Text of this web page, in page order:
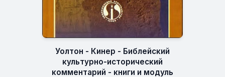
Уолтон - Кинер - Библейский
культурно-исторический
комментарий - книги и модуль